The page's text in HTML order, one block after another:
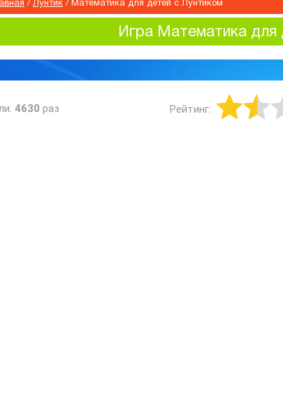
/ Лунтик / Математика для детей с Лунтиком
Игра Математика для
4630 раз Рейтинг: